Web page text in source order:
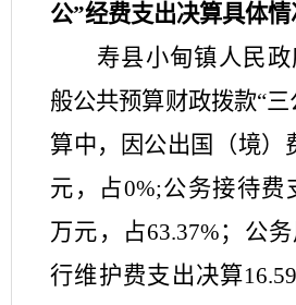
公”经费支出决算具体情
寿县小甸镇人民政
般公共预算财政拨款“三
算中，因公出国（境）
元，占0%;公务接待费
万元，占63.37%；公
行维护费支出决算16.59